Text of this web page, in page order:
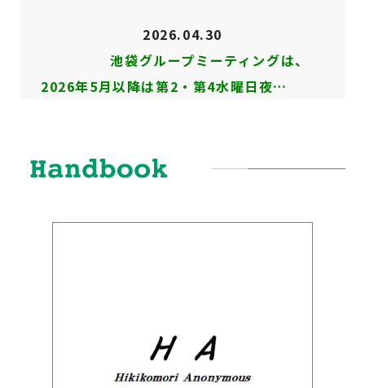
2026.04.30
池袋グループミーティングは、
2026年5月以降は第2・第4水曜日夜…